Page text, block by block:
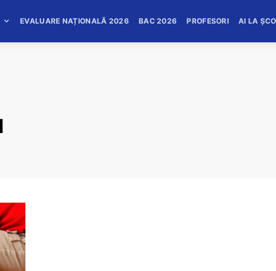
EVALUARE NAȚIONALĂ 2026 BAC 2026 PROFESORI AI LA